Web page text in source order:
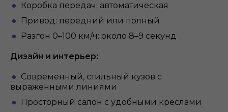
Коробка передач: автоматическая
Привод: передний или полный
Разгон 0–100 км/ч: около 8–9 секунд
Дизайн и интерьер:
Современный, стильный кузов с
выраженными линиями
Просторный салон с удобными креслами